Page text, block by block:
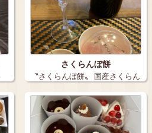
さくらんぼ餅
〝さくらんぼ餅〟 国産さくらん
ぼ 実に…